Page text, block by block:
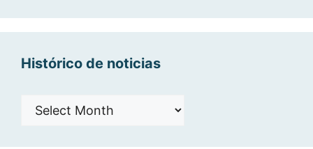
Histórico de noticias
Histórico